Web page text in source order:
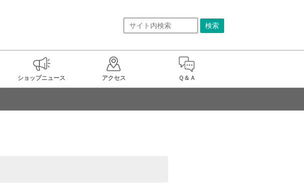
ショップニュース アクセス Ｑ＆Ａ